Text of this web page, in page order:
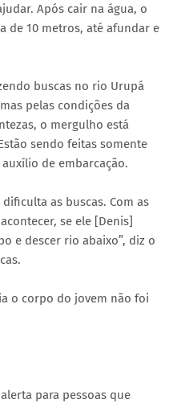
Após cair na água, o
de 10 metros, até afundar e
buscas no rio Urupá
pelas condições da
o mergulho está
sendo feitas somente
de embarcação.
as buscas. Com as
se ele [Denis]
e descer rio abaixo”, diz o
o corpo do jovem não foi
para pessoas que